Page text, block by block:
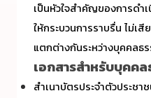
เป็นหัวใจสำคัญของการดำ
ให้กระบวนการราบรื่น ไม่เสี
แตกต่างกันระหว่างบุคคลธ
เอกสารสำหรับบุคค
สำเนาบัตรประจำตัวประชา